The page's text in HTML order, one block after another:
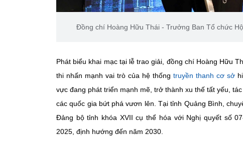
Đồng chí Hoàng Hữu Thái - Trưởng Ban Tổ chức
Phát biểu khai mạc tại lễ trao giải, đồng chí Hoàng Hữu
thi nhấn mạnh vai trò của hệ thống truyền thanh cơ sở
vực đang phát triển mạnh mẽ, trở thành xu thế tất yếu,
các quốc gia bứt phá vươn lên. Tại tỉnh Quảng Bình,
Đảng bộ tỉnh khóa XVII cụ thể hóa với Nghị quyết số
2025, định hướng đến năm 2030.